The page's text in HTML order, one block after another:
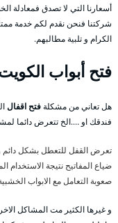
أسعارنا التي لا تصدق فمعادلة
شركتنا فنحن نقدم لكم خدمة
الكرام و تلبية مطالبهم.
فتح أبواب
هل تعاني من مشكلةفتح اقفال
فندقك او ….الخ تتعرض دائما
تعرض القفل للتعطل بشكل دائم و
ضياع المفاتيح نتيجة الاستخدام
صعوبة التعامل مع الابواب
و غيرها الكثير مت المشاكل